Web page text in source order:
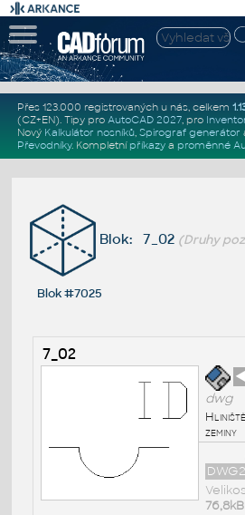
Přes 123.000 registrovaných u nás, celkem
(CZ+EN). Tipy pro AutoCAD 2027, pro
Nový Kalkulátor nosníků, Spirograf generátor
Převodníky. Kompletní příkazya proměnné
Blok: 7_02 (Druhy
Blok #7025
7_02
dwg
zeminy
76,8kB